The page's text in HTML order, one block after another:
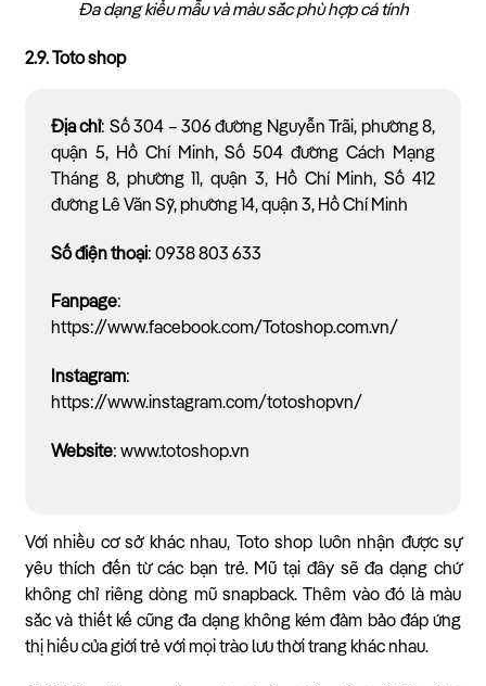
Đa dạng kiểu mẫu và màu sắc phù hợp cá tính
2.9. Toto shop
Địa chỉ: Số 304 – 306 đường Nguyễn Trãi, phường 8,
quận 5, Hồ Chí Minh, Số 504 đường Cách Mạng
Tháng 8, phường 11, quận 3, Hồ Chí Minh, Số 412
đường Lê Văn Sỹ, phường 14, quận 3, Hồ Chí Minh
Số điện thoại: 0938 803 633
Fanpage:
https://www.facebook.com/Totoshop.com.vn/
Instagram:
https://www.instagram.com/totoshopvn/
Website: www.totoshop.vn
Với nhiều cơ sở khác nhau, Toto shop luôn nhận được sự
yêu thích đến từ các bạn trẻ. Mũ tại đây sẽ đa dạng chứ
không chỉ riêng dòng mũ snapback. Thêm vào đó là màu
sắc và thiết kế cũng đa dạng không kém đảm bảo đáp ứng
thị hiếu của giới trẻ với mọi trào lưu thời trang khác nhau.